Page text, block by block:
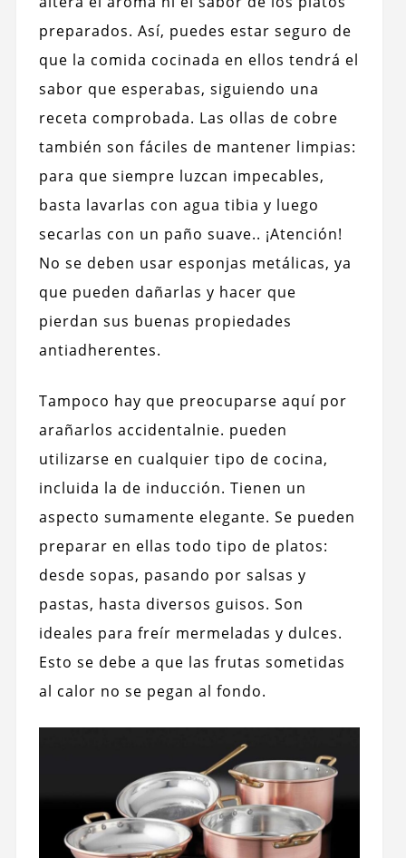
preparados. Así, puedes estar seguro de
que la comida cocinada en ellos tendrá el
sabor que esperabas, siguiendo una
receta comprobada. Las ollas de cobre
también son fáciles de mantener limpias:
para que siempre luzcan impecables,
basta lavarlas con agua tibia y luego
secarlas con un paño suave.. ¡Atención!
No se deben usar esponjas metálicas, ya
que pueden dañarlas y hacer que
pierdan sus buenas propiedades
antiadherentes.
Tampoco hay que preocuparse aquí por
arañarlos accidentalnie. pueden
utilizarse en cualquier tipo de cocina,
incluida la de inducción. Tienen un
aspecto sumamente elegante. Se pueden
preparar en ellas todo tipo de platos:
desde sopas, pasando por salsas y
pastas, hasta diversos guisos. Son
ideales para freír mermeladas y dulces.
Esto se debe a que las frutas sometidas
al calor no se pegan al fondo.